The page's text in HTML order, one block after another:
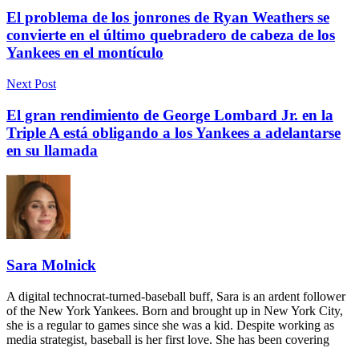
El problema de los jonrones de Ryan Weathers se
convierte en el último quebradero de cabeza de los
Yankees en el montículo
Next Post
El gran rendimiento de George Lombard Jr. en la
Triple A está obligando a los Yankees a adelantarse
en su llamada
Sara Molnick
A digital technocrat-turned-baseball buff, Sara is an ardent follower
of the New York Yankees. Born and brought up in New York City,
she is a regular to games since she was a kid. Despite working as
media strategist, baseball is her first love. She has been covering